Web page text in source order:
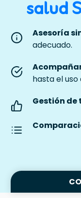
salud
Asesoría
adecuado.
hasta el uso
Gestión